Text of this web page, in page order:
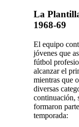
La
1968-69
El equipo
jóvenes que
fútbol
alcanzar el
mientras que
diversas
continuación,
formaron
temporada: